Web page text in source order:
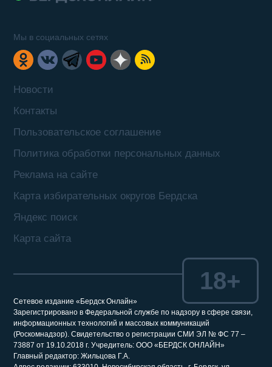
Новости
Контакты
Пользовательское соглашение
Политика обработки персональных данных
Реклама на сайте
Карта избирательных округов Бердска
Яндекс поиск
Карта сайта
Мы в социальных сетях
Сетевое издание «Бердск Онлайн»
Зарегистрировано в Федеральной службе по надзору в сфере связи,
информационных технологий и массовых коммуникаций
(Роскомнадзор). Свидетельство о регистрации СМИ ЭЛ № ФС 77 –
73887 от 19.10.2018 г. Учредитель: ООО «БЕРДСК ОНЛАЙН»
Главный редактор: Жильцова Г.А.
18+